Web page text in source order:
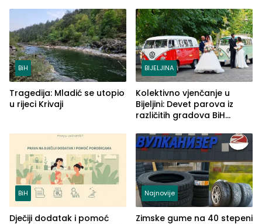
BiH
Tragedija: Mladić se utopio
u rijeci Krivaji
BIJELJINA
Kolektivno vjenčanje u
Bijeljini: Devet parova iz
različitih gradova BiH
BiH
Dječiji dodatak i pomoć
Najnovije
Zimske gume na 40 stepeni